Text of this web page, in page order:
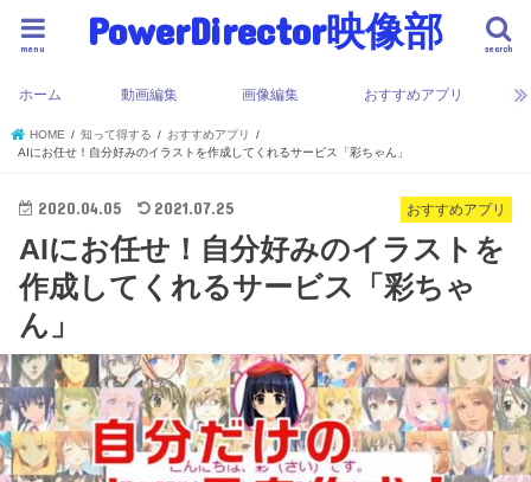
PowerDirector映像部 search
menu
ホーム 動画編集 画像編集 おすすめアプリ
HOME 知って得する
おすすめアプリ
AIにお任せ！自分好みのイラストを作成してくれるサービス「彩ちゃん」
おすすめアプリ
2020.04.05 2021.07.25
AIにお任せ！自分好みのイラストを
作成してくれるサービス「彩ちゃ
ん」